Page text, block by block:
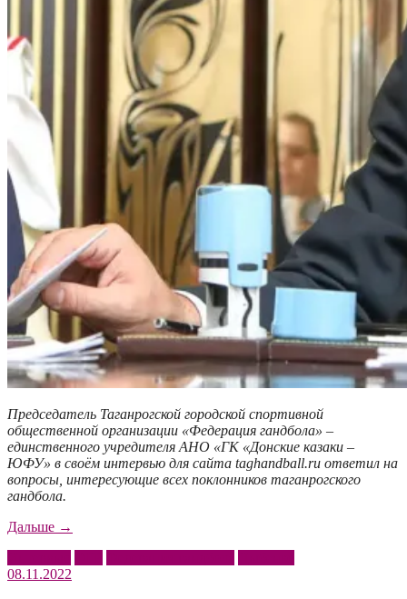
Председатель Таганрогской городской спортивной
общественной организации «Федерация гандбола» –
единственного учредителя АНО «ГК «Донские казаки –
ЮФУ» в своём интервью для сайта taghandball.ru ответил на
вопросы, интересующие всех поклонников таганрогского
гандбола.
Дальше «Михаил
продолжим
→
08.11.2022